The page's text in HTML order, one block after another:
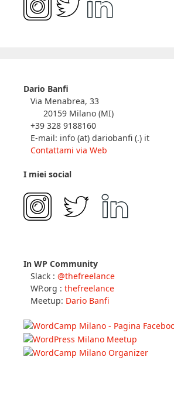
Dario Banfi
Via Menabrea, 33
20159 Milano (MI)
+39 328 9188160
E-mail: info (at) dariobanfi (.) it
Contattami via Web
I miei social
In WP Community
Slack : @thefreelance
WP.org : thefreelance
Meetup: Dario Banfi